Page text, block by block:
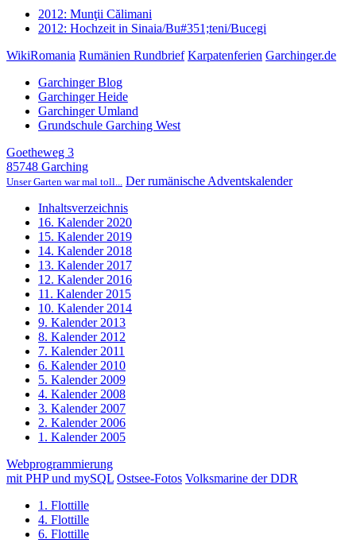
2012: Munţii Călimani
2012: Hochzeit in Sinaia/Bu#351;teni/Bucegi
WikiRomania Rumänien Rundbrief Karpatenferien Garchinger.de
Garchinger Blog
Garchinger Heide
Garchinger Umland
Grundschule Garching West
Goetheweg 3
85748 Garching
Unser Garten war mal toll... Der rumänische Adventskalender
Inhaltsverzeichnis
16. Kalender 2020
15. Kalender 2019
14. Kalender 2018
13. Kalender 2017
12. Kalender 2016
11. Kalender 2015
10. Kalender 2014
9. Kalender 2013
8. Kalender 2012
7. Kalender 2011
6. Kalender 2010
5. Kalender 2009
4. Kalender 2008
3. Kalender 2007
2. Kalender 2006
1. Kalender 2005
Webprogrammierung
mit PHP und mySQL Ostsee-Fotos Volksmarine der DDR
1. Flottille
4. Flottille
6. Flottille